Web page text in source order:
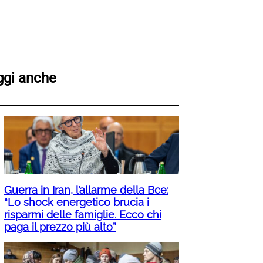
anche
Guerra in Iran, l’allarme della Bce:
“Lo shock energetico brucia i
risparmi delle famiglie. Ecco chi
paga il prezzo più alto”